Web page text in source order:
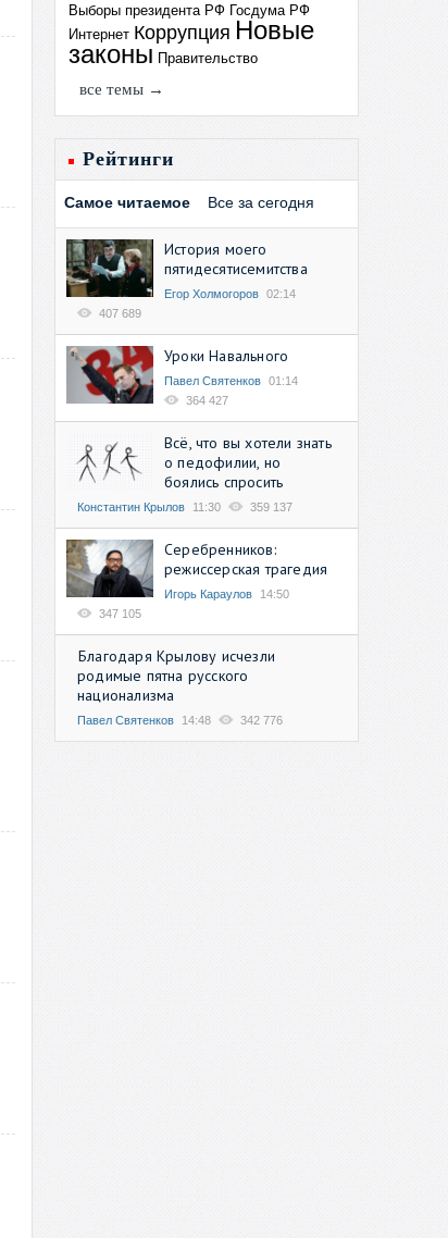
Выборы президента РФ Госдума РФ
Интернет Коррупция Новые
законы Правительство
все темы →
Рейтинги
Самое читаемое Все за сегодня
История моего
пятидесятисемитства
Егор Холмогоров 02:14
407 689
Уроки Навального
Павел Святенков 01:14
364 427
Всё, что вы хотели знать
о педофилии, но
боялись спросить
Константин Крылов 11:30 359 137
Серебренников:
режиссерская трагедия
Игорь Караулов
14:50
347 105
Благодаря Крылову исчезли
родимые пятна русского
национализма
Павел Святенков 14:48 342 776